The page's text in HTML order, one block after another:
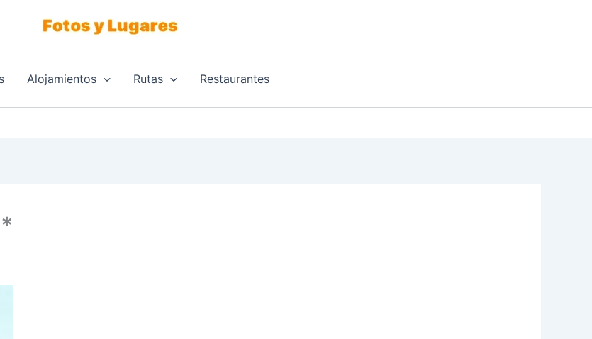
Alojamientos Rutas Restaurantes